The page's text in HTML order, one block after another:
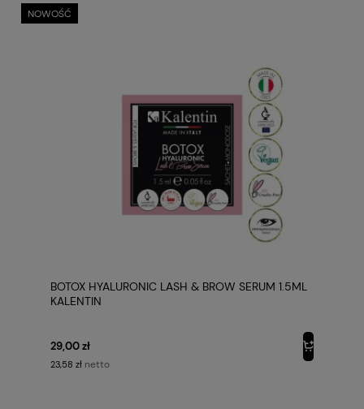
BOTOX HYALURONIC LASH & BROW SERUM 1.5ML
KALENTIN
29,00 zł
23,58 zł netto
NOWOŚĆ